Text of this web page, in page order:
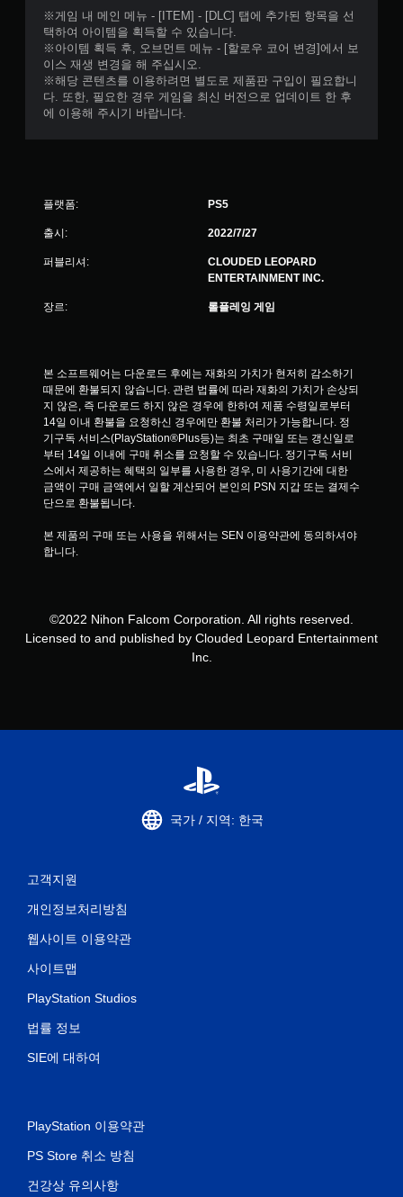
※게임 내 메인 메뉴 - [ITEM] - [DLC] 탭에 추가된 항목을 선
택하여 아이템을 획득할 수 있습니다.
※아이템 획득 후, 오브먼트 메뉴 - [할로우 코어 변경]에서 보
이스 재생 변경을 해 주십시오.
※해당 콘텐츠를 이용하려면 별도로 제품판 구입이 필요합니
다. 또한, 필요한 경우 게임을 최신 버전으로 업데이트 한 후
에 이용해 주시기 바랍니다.
플랫폼: PS5
출시: 2022/7/27
퍼블리셔:
CLOUDED LEOPARD
ENTERTAINMENT INC.
장르: 롤플레잉 게임
본 소프트웨어는 다운로드 후에는 재화의 가치가 현저히 감소하기
때문에 환불되지 않습니다. 관련 법률에 따라 재화의 가치가 손상되
지 않은, 즉 다운로드 하지 않은 경우에 한하여 제품 수령일로부터
14일 이내 환불을 요청하신 경우에만 환불 처리가 가능합니다. 정
기구독 서비스(PlayStation®Plus등)는 최초 구매일 또는 갱신일로
부터 14일 이내에 구매 취소를 요청할 수 있습니다. 정기구독 서비
스에서 제공하는 혜택의 일부를 사용한 경우, 미 사용기간에 대한
금액이 구매 금액에서 일할 계산되어 본인의 PSN 지갑 또는 결제수
단으로 환불됩니다.
본 제품의 구매 또는 사용을 위해서는 SEN 이용약관에 동의하셔야
합니다.
©2022 Nihon Falcom Corporation. All rights reserved.
Licensed to and published by Clouded Leopard Entertainment
Inc.
국가 / 지역: 한국
고객지원
개인정보처리방침
웹사이트 이용약관
사이트맵
PlayStation Studios
법률 정보
SIE에 대하여
PlayStation 이용약관
PS Store 취소 방침
건강상 유의사항